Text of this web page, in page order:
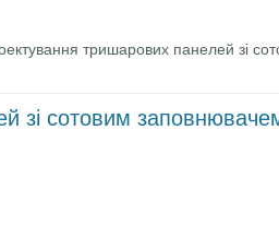
тришарових панелей зі
зі сотовим